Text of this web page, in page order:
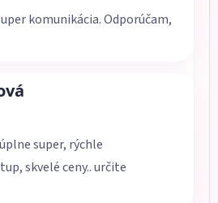
komunikácia. Odporúčam,
je 5 z 5 hviezdičiek.
super, rýchle
skvelé ceny.. určite